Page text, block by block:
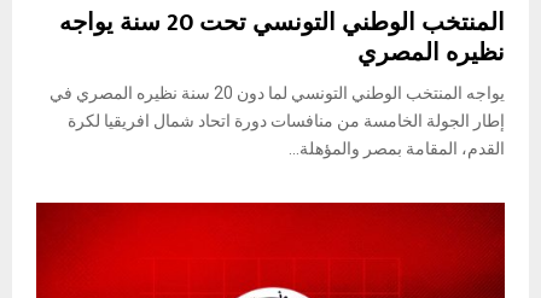
المنتخب الوطني التونسي تحت 20 سنة يواجه
نظيره المصري
يواجه المنتخب الوطني التونسي لما دون 20 سنة نظيره المصري في
إطار الجولة الخامسة من منافسات دورة اتحاد شمال افريقيا لكرة
القدم، المقامة بمصر والمؤهلة...